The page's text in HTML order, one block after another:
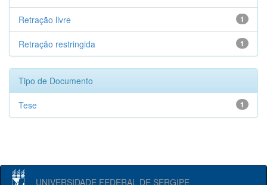
1
Retração livre
1
Retração restringida
Tipo de Documento
1
Tese
UNIVERSIDADE FEDERAL DE SERGIPE